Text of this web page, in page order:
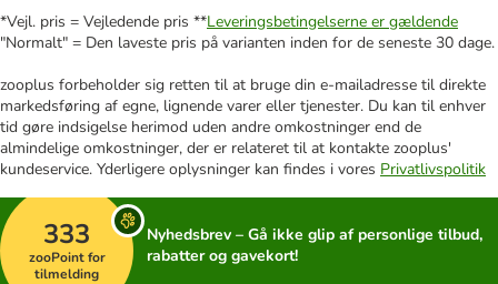
*Vejl. pris = Vejledende pris **Leveringsbetingelserne er gældende
"Normalt" = Den laveste pris på varianten inden for de seneste 30 dage.
zooplus forbeholder sig retten til at bruge din e-mailadresse til direkte
markedsføring af egne, lignende varer eller tjenester. Du kan til enhver
tid gøre indsigelse herimod uden andre omkostninger end de
almindelige omkostninger, der er relateret til at kontakte zooplus'
kundeservice. Yderligere oplysninger kan findes i vores Privatlivspolitik
333
zooPoint for
tilmelding
Nyhedsbrev – Gå ikke glip af personlige tilbud,
rabatter og gavekort!